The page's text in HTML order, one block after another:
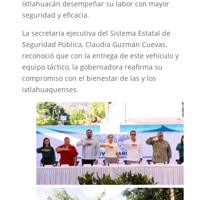
Ixtlahuacán desempeñar su labor con mayor
seguridad y eficacia.
La secretaria ejecutiva del Sistema Estatal de
Seguridad Pública, Claudia Guzmán Cuevas,
reconoció que con la entrega de este vehículo y
equipo táctico, la gobernadora reafirma su
compromiso con el bienestar de las y los
ixtlahuaquenses.